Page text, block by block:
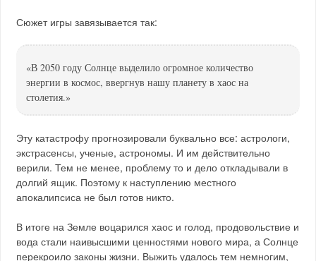
Сюжет игры завязывается так:
«В 2050 году Солнце выделило огромное количество
энергии в космос, ввергнув нашу планету в хаос на
столетия.»
Эту катастрофу прогнозировали буквально все: астрологи,
экстрасенсы, ученые, астрономы. И им действительно
верили. Тем не менее, проблему то и дело откладывали в
долгий ящик. Поэтому к наступлению местного
апокалипсиса не был готов никто.
В итоге на Земле воцарился хаос и голод, продовольствие и
вода стали наивысшими ценностями нового мира, а Солнце
перекроило законы жизни. Выжить удалось тем немногим,